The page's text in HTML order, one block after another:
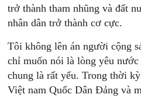
trở thành tham nhũng và đất
nhân dân trở thành cơ cực.
Tôi không lên án người cộng
chỉ muốn nói là lòng yêu
chung là rất yếu. Trong thời
Việt nam Quốc Dân Đảng và